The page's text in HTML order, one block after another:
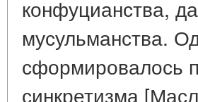
конфуцианства,
мусульманства.
сформировалось
синкретизма